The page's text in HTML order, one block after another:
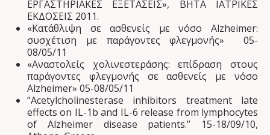
ΕΡΓΑΣΤΗΡΙΑΚΕΣ ΕΞΕΤΑΣΕΙΣ», ΒΗΤΑ ΙΑΤΡΙΚΕΣ
ΕΚΔΟΣΕΙΣ 2011.
«Κατάθλιψη σε ασθενείς με νόσο Alzheimer:
συσχέτιση με παράγοντες φλεγμονής» 05-
08/05/11
«Αναστολείς χολινεστεράσης: επίδραση στους
παράγοντες φλεγμονής σε ασθενείς με νόσο
Alzheimer» 05-08/05/11
“Acetylcholinesterase inhibitors treatment late
effects on IL-1b and IL-6 release from lymphocytes
of Alzheimer disease patients.” 15-18/09/10,